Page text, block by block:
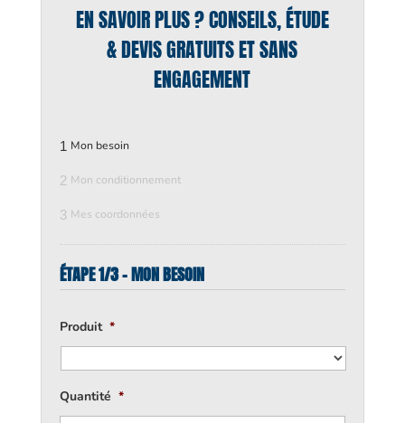
EN SAVOIR PLUS ? CONSEILS, ÉTUDE
& DEVIS GRATUITS ET SANS
ENGAGEMENT
1 Mon besoin
2 Mon conditionnement
3 Mes coordonnées
ÉTAPE 1/3 - MON BESOIN
Produit *
Quantité *